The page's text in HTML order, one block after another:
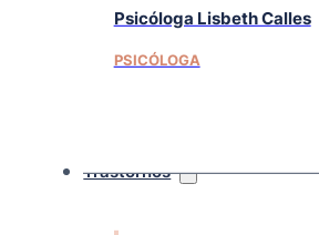
Psicóloga Lisbeth Calles
PSICÓLOGA
Trastornos